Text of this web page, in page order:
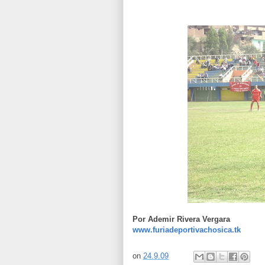
Por Ademir Rivera Vergara
www.furiadeportivachosica.tk
on 24.9.09